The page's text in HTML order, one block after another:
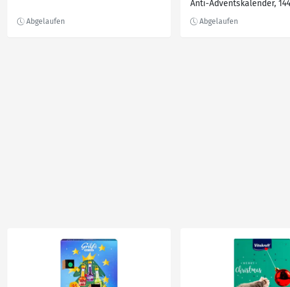
Anti-Adventskalender,